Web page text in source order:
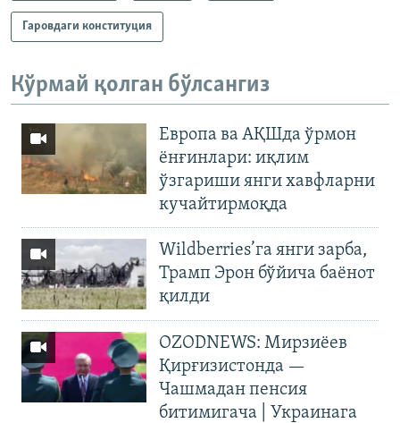
Гаровдаги конституция
Кўрмай қолган бўлсангиз
Европа ва АҚШда ўрмон
ёнғинлари: иқлим
ўзгариши янги хавфларни
кучайтирмоқда
Wildberries’га янги зарба,
Трамп Эрон бўйича баёнот
қилди
OZODNEWS: Мирзиёев
Қирғизистонда —
Чашмадан пенсия
битимигача | Украинага